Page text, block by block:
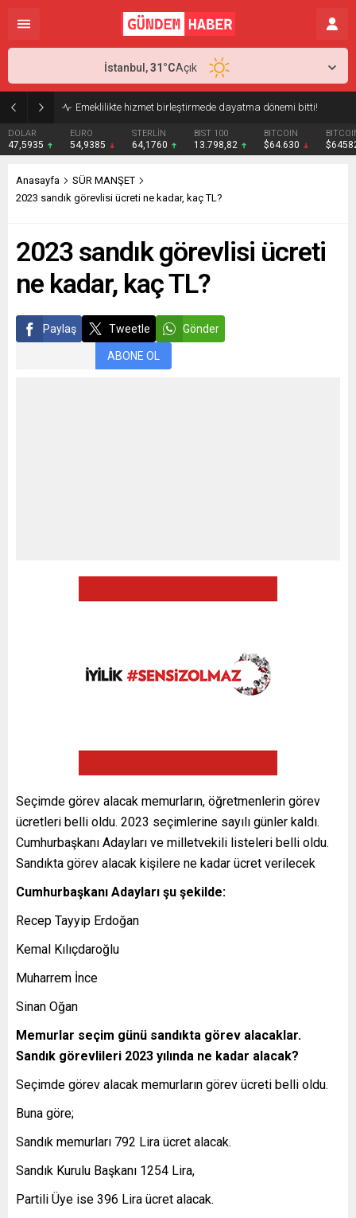
Emeklilikte hizmet birleştirmede dayatma dönemi bitti!
DOLAR
47,5935
EURO
54,9385
STERLİN
64,1760
BIST 100
13.798,82
BITCOIN
$64.630
İstanbul,31°CAçık
Anasayfa
SÜR MANŞET
2023 sandık görevlisi ücreti ne kadar, kaç TL?
2023 sandık görevlisi ücreti
ne kadar, kaç TL?
Paylaş Tweetle Gönder
ABONE OL
Seçimde görev alacak memurların, öğretmenlerin görev
ücretleri belli oldu. 2023 seçimlerine sayılı günler kaldı.
Cumhurbaşkanı Adayları ve milletvekili listeleri belli oldu.
Sandıkta görev alacak kişilere ne kadar ücret verilecek
Cumhurbaşkanı Adayları şu şekilde:
Recep Tayyip Erdoğan
Kemal Kılıçdaroğlu
Muharrem İnce
Sinan Oğan
Memurlar seçim günü sandıkta görev alacaklar.
Sandık görevlileri 2023 yılında ne kadar alacak?
Seçimde görev alacak memurların görev ücreti belli oldu.
Buna göre;
Sandık memurları 792 Lira ücret alacak.
Sandık Kurulu Başkanı 1254 Lira,
Partili Üye ise 396 Lira ücret alacak.